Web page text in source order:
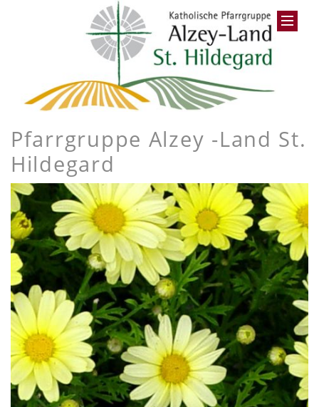
Pfarrgruppe Alzey -Land St.
Hildegard